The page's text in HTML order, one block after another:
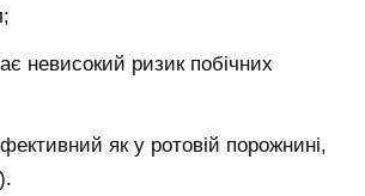
невисокий ризик побічних
як у ротовій порожнині,